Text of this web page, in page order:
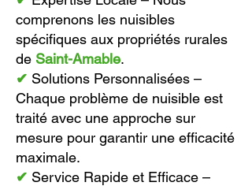
comprenons les nuisibles
spécifiques aux propriétés rurales
de Saint-Amable.
✔ Solutions Personnalisées –
Chaque problème de nuisible est
traité avec une approche sur
mesure pour garantir une efficacité
maximale.
✔ Service Rapide et Efficace –